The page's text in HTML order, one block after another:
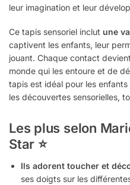
leur imagination et leur
Ce tapis sensoriel inclut une
captivent les enfants, leur
jouant. Chaque contact
monde qui les entoure et de
tapis est idéal pour les enfants
les découvertes sensorielles,
Les plus selon
Star ⭐
Ils adorent toucher et
ses doigts sur les